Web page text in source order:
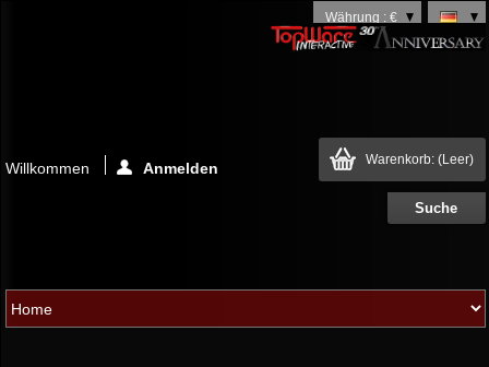
Währung : €
Warenkorb: (Leer)
Willkommen Anmelden